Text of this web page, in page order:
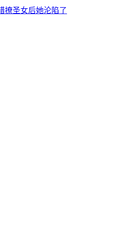
撩圣女后她沦陷了